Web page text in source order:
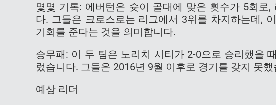
몇몇 기록: 에버턴은 슛이 골대에 맞은 횟수가 5회로
다. 그들은 크로스로는 리그에서 3위를 차지하는데,
기회를 준다는 것을 의미합니다.
승무패: 이 두 팀은 노리치 시티가 2-0으로 승리했을
렀습니다. 그들은 2016년 9월 이후로 경기를 갖지 못했
예상 리더